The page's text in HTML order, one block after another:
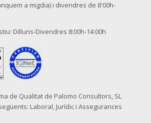
a migdia) i divendres de 8'00h-
Dilluns-Divendres 8:00h-14:00h
de Qualitat de Palomo Consultors, SL
Laboral, Jurídic i Assegurances